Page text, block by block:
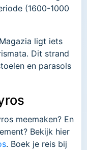
(1600-1000
ligt iets
Dit strand
en parasols
meemaken? En
Bekijk hier
. Boek je reis bij